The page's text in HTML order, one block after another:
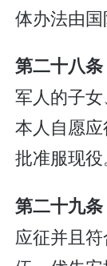
体办法由国
第二十八条
军人的子
本人自愿
批准服现役
第二十九条
应征并且